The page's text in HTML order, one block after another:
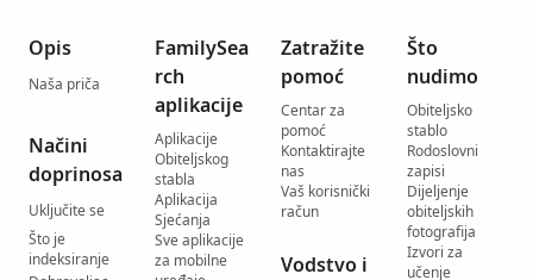
Opis
Naša priča
Načini
doprinosa
Uključite se
Što je
indeksiranje
FamilySea
rch
aplikacije
Aplikacije
Obiteljskog
stabla
Aplikacija
Sjećanja
Sve aplikacije
za mobilne
Zatražite
pomoć
Centar za
pomoć
Kontaktirajte
nas
Vaš korisnički
račun
Vodstvo i
Što
nudimo
Obiteljsko
stablo
Rodoslovni
zapisi
Dijeljenje
obiteljskih
fotografija
Izvori za
učenje